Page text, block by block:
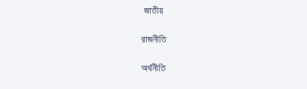
জাতীয়
রাজনীতি
অর্থনীতি
আজ উদ্বোধন হচ্ছে মাওলানা
প্রকাশিতঃআগস্ট ২০, ২০২৫